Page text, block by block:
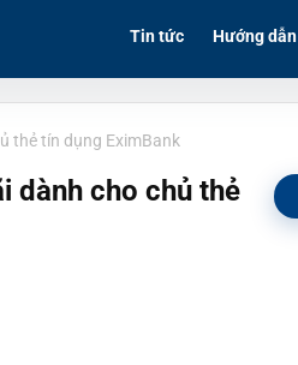
Tin tức Hướng dẫn
thẻ tín dụng EximBank
dành cho chủ thẻ